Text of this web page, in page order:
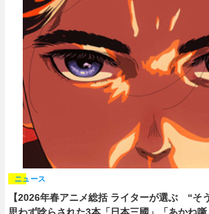
イベント
ビジネス
書評
ゲーム
アニメ
アニメ！アニメ！TV
連載・コラム
【2026年春アニメ総括 ライターが選ぶ “そ
ニュース